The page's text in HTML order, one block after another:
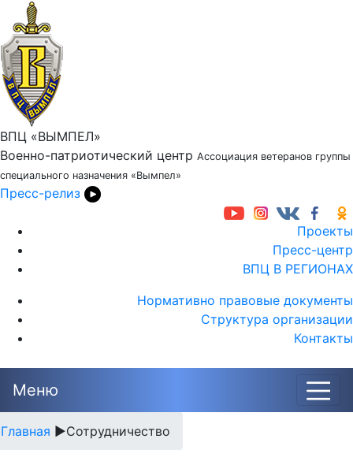
ВПЦ «ВЫМПЕЛ»
Военно-патриотический центр Ассоциация ветеранов группы
специального назначения «Вымпел»
Пресс-релиз
Проекты
Пресс-центр
ВПЦ В РЕГИОНАХ
Нормативно правовые документы
Структура организации
Контакты
Меню
Главная ►Сотрудничество